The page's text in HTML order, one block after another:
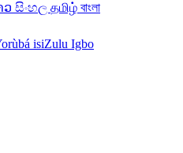
ວ සිංහල தமிழ் বাংলা
isiZulu Igbo